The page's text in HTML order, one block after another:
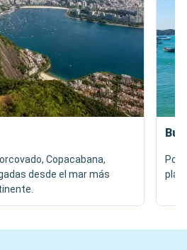
Copacabana,
desde el mar más
Por